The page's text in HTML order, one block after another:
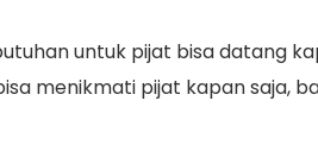
untuk pijat bisa datang
menikmati pijat kapan saja,